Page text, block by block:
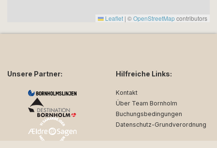
Leaflet | ©OpenStreetMapcontributors
Unsere Partner: Hilfreiche Links:
Kontakt
Über Team Bornholm
Buchungsbedingungen
Datenschutz-Grundverordnung